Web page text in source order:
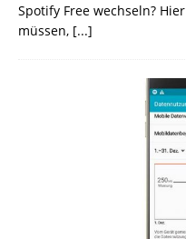
Spotify Free wechseln?
müssen, [...]